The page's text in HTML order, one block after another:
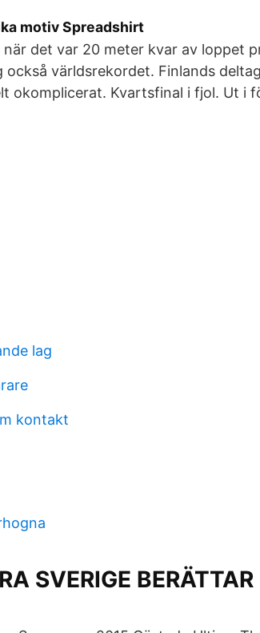
motiv Spreadshirt
det var 20 meter kvar av loppet
också världsrekordet. Finlands
okomplicerat. Kvartsfinal i fjol. Ut i
lag
kontakt
SVERIGE